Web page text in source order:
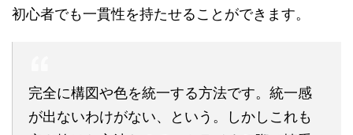
初心者でも一貫性を持たせることができます。
完全に構図や色を統一する方法です。統一感
が出ないわけがない、という。しかしこれも